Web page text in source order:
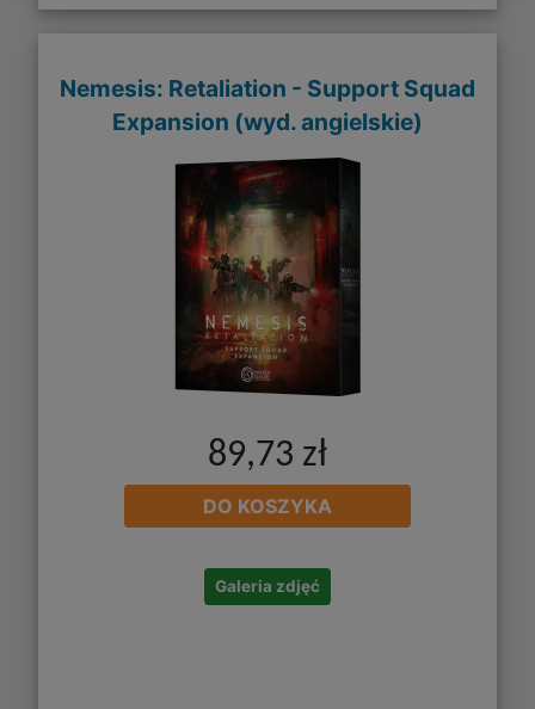
Nemesis: Retaliation - Support Squad
Expansion (wyd. angielskie)
89,73 zł
DO KOSZYKA
Galeria zdjęć